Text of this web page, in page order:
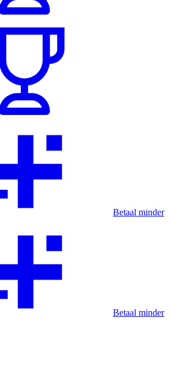
Betaal minder
Betaal minder